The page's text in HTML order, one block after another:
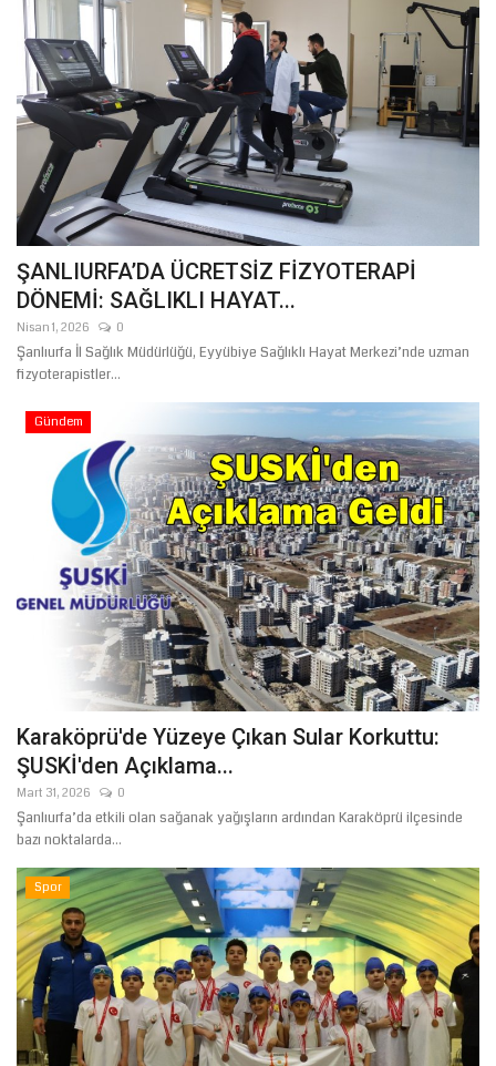
ŞANLIURFA’DA ÜCRETSİZ FİZYOTERAPİ
DÖNEMİ: SAĞLIKLI HAYAT...
Nisan 1, 2026 0
Şanlıurfa İl Sağlık Müdürlüğü, Eyyübiye Sağlıklı Hayat Merkezi’nde uzman
fizyoterapistler...
Gündem
Karaköprü'de Yüzeye Çıkan Sular Korkuttu:
ŞUSKİ'den Açıklama...
Mart 31, 2026 0
Şanlıurfa’da etkili olan sağanak yağışların ardından Karaköprü ilçesinde
bazı noktalarda...
Spor